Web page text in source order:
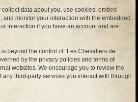
data about you, use cookies, embed
and monitor your interaction with the embedded
interaction if you have an account and are
beyond the control of “Les Chevaliers de
by the privacy policies and terms of
websites. We encourage you to review the
third-party services you interact with through